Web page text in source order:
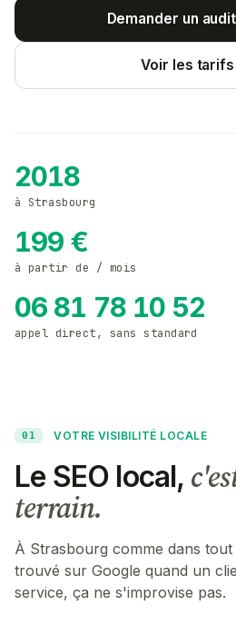
Demander un
Voir les tarifs
2018
à Strasbourg
199 €
à partir de / mois
06 81 78 10 52
appel direct, sans standard
01 VOTRE VISIBILITÉ LOCALE
Le SEO local,
terrain.
À Strasbourg comme dans
trouvé sur Google quand un
service, ça ne s'improvise pas.